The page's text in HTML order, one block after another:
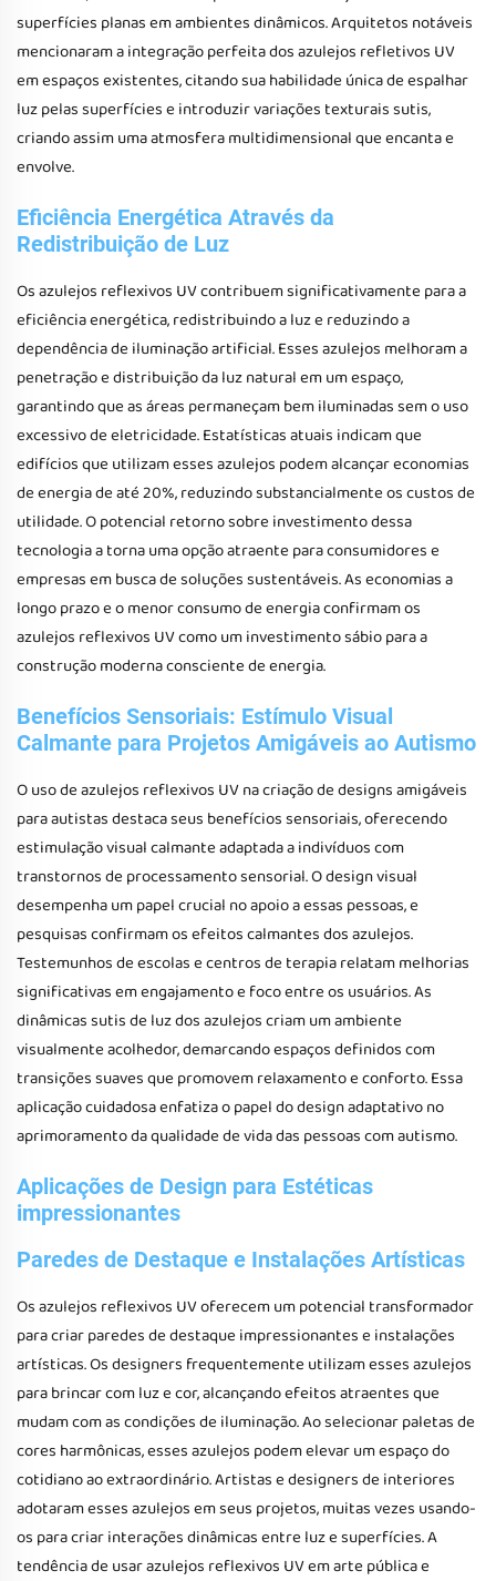
superfícies planas em ambientes dinâmicos. Arquitetos notáveis
mencionaram a integração perfeita dos azulejos refletivos UV
em espaços existentes, citando sua habilidade única de espalhar
luz pelas superfícies e introduzir variações texturais sutis,
criando assim uma atmosfera multidimensional que encanta e
envolve.
Eficiência Energética Através da
Redistribuição de Luz
Os azulejos reflexivos UV contribuem significativamente para a
eficiência energética, redistribuindo a luz e reduzindo a
dependência de iluminação artificial. Esses azulejos melhoram a
penetração e distribuição da luz natural em um espaço,
garantindo que as áreas permaneçam bem iluminadas sem o uso
excessivo de eletricidade. Estatísticas atuais indicam que
edifícios que utilizam esses azulejos podem alcançar economias
de energia de até 20%, reduzindo substancialmente os custos de
utilidade. O potencial retorno sobre investimento dessa
tecnologia a torna uma opção atraente para consumidores e
empresas em busca de soluções sustentáveis. As economias a
longo prazo e o menor consumo de energia confirmam os
azulejos reflexivos UV como um investimento sábio para a
construção moderna consciente de energia.
Benefícios Sensoriais: Estímulo Visual
Calmante para Projetos Amigáveis ao Autismo
O uso de azulejos reflexivos UV na criação de designs amigáveis
para autistas destaca seus benefícios sensoriais, oferecendo
estimulação visual calmante adaptada a indivíduos com
transtornos de processamento sensorial. O design visual
desempenha um papel crucial no apoio a essas pessoas, e
pesquisas confirmam os efeitos calmantes dos azulejos.
Testemunhos de escolas e centros de terapia relatam melhorias
significativas em engajamento e foco entre os usuários. As
dinâmicas sutis de luz dos azulejos criam um ambiente
visualmente acolhedor, demarcando espaços definidos com
transições suaves que promovem relaxamento e conforto. Essa
aplicação cuidadosa enfatiza o papel do design adaptativo no
aprimoramento da qualidade de vida das pessoas com autismo.
Aplicações de Design para Estéticas
impressionantes
Paredes de Destaque e Instalações Artísticas
Os azulejos reflexivos UV oferecem um potencial transformador
para criar paredes de destaque impressionantes e instalações
artísticas. Os designers frequentemente utilizam esses azulejos
para brincar com luz e cor, alcançando efeitos atraentes que
mudam com as condições de iluminação. Ao selecionar paletas de
cores harmônicas, esses azulejos podem elevar um espaço do
cotidiano ao extraordinário. Artistas e designers de interiores
adotaram esses azulejos em seus projetos, muitas vezes usando-
os para criar interações dinâmicas entre luz e superfícies. A
tendência de usar azulejos reflexivos UV em arte pública e